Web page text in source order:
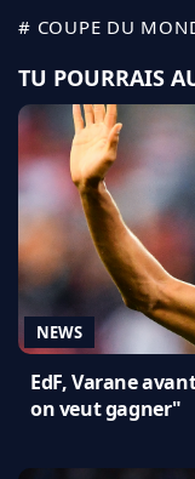
# COUPE DU
TU POURRAIS
NEWS
EdF, Varane
on veut gagner"